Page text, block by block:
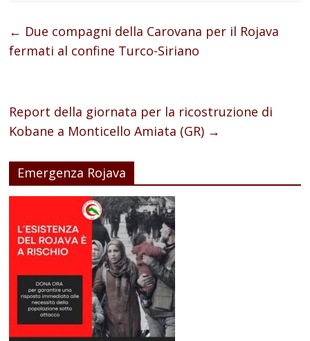
← Due compagni della Carovana per il Rojava
fermati al confine Turco-Siriano
Report della giornata per la ricostruzione di
Kobane a Monticello Amiata (GR) →
Emergenza Rojava